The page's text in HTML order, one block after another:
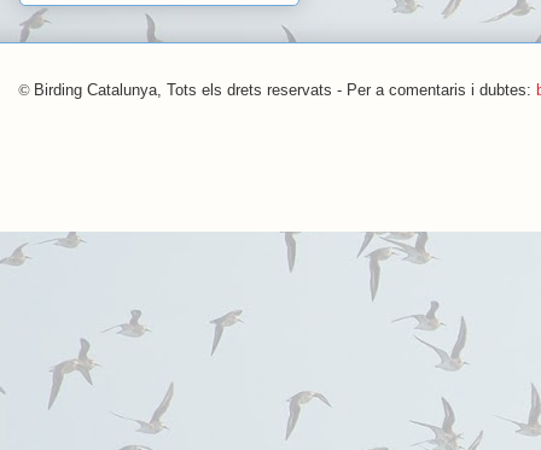
© Birding Catalunya, Tots els drets reservats - Per a comentaris i dubtes: